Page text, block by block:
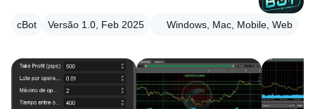
cBot Versão 1.0, Feb 2025 Windows, Mac, Mobile, Web